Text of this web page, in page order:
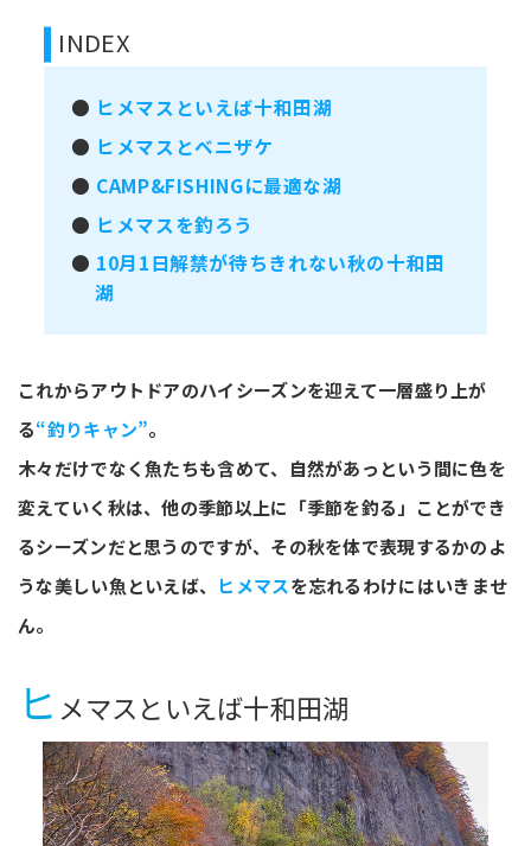
INDEX
● ヒメマスといえば十和田湖
● ヒメマスとベニザケ
● CAMP&FISHINGに最適な湖
● ヒメマスを釣ろう
● 10月1日解禁が待ちきれない秋の十和田
湖
これからアウトドアのハイシーズンを迎えて一層盛り上が
る“釣りキャン”。
木々だけでなく魚たちも含めて、自然があっという間に色を
変えていく秋は、他の季節以上に「季節を釣る」ことができ
るシーズンだと思うのですが、その秋を体で表現するかのよ
うな美しい魚といえば、
ヒメマスを忘れるわけにはいきませ
ん。
ヒ メマスといえば十和田湖